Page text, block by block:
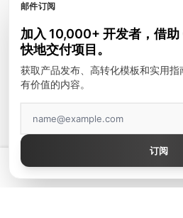
💡 拥有真正好用的 GrapesJS
模块
富文本编辑器
邮件模板
建站工具
顶级作者
GrapesJS Official
邮件订阅
加入 10,000+ 开发者，借
快地交付项目。
获取产品发布、高转化模板和实用
有价值的内容。
订阅